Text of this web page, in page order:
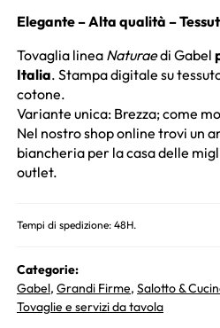
Elegante – Alta qualità –
Tovaglia linea Naturaedi Gabel
Italia. Stampa digitale su
cotone.
Variante unica: Brezza; come
Nel nostro shop online trovi un
biancheria per la casa delle
outlet.
Tempi di spedizione: 48H.
Categorie:
Gabel, Grandi Firme, Salotto &
Tovaglie e servizi da tavola